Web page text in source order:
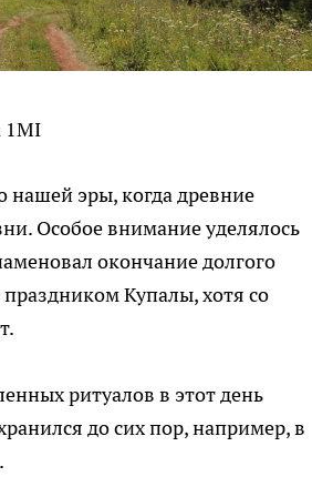
1MI
нашей эры, когда древние
Особое внимание уделялось
окончание долгого
Купалы, хотя со
ритуалов в этот день
до сих пор, например, в